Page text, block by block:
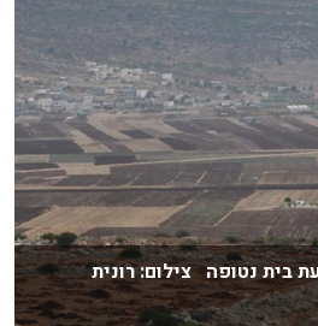
בית נטופה צילום: רונית